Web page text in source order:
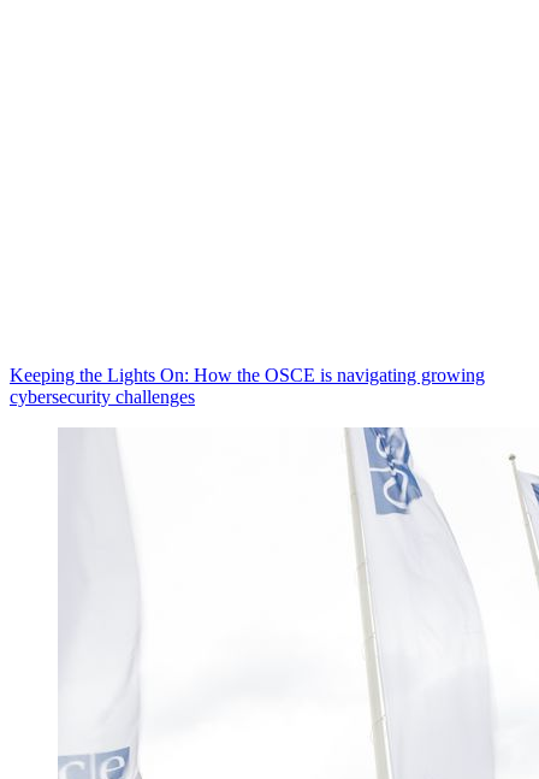
Keeping the Lights On: How the OSCE is navigating growing
cybersecurity challenges